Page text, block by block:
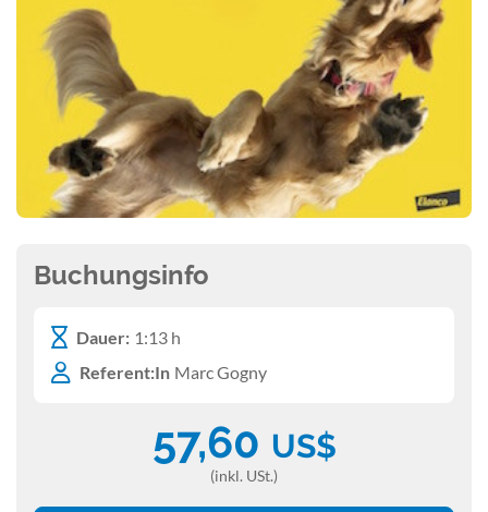
Buchungsinfo
Dauer: 1:13 h
Referent:In Marc Gogny
57,60 US$
(inkl. USt.)